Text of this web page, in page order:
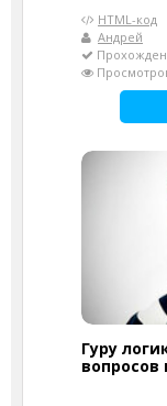
HTML-код
Андрей
Гуру